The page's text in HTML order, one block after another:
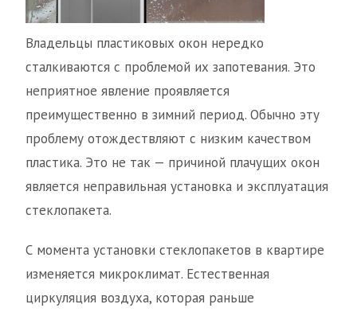
Владельцы пластиковых окон нередко
сталкиваются с проблемой их запотевания. Это
неприятное явление проявляется
преимущественно в зимний период. Обычно эту
проблему отождествляют с низким качеством
пластика. Это не так — причиной плачущих окон
является неправильная установка и эксплуатация
стеклопакета.
С момента установки стеклопакетов в квартире
изменяется микроклимат. Естественная
циркуляция воздуха, которая раньше